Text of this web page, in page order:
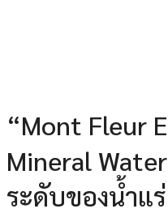
“Mont Fleur
Mineral
ระดับของน้ำแ